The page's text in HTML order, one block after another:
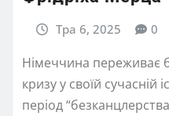
Тра 6, 2025 0
Німеччина переживає
кризу у своїй сучасній
період